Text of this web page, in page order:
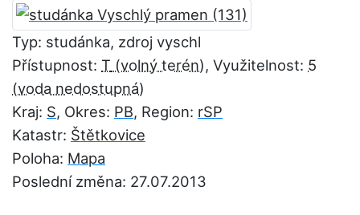
Typ: studánka, zdroj vyschl
Přístupnost: T , Využitelnost: 5
Kraj: S, Okres: PB, Region: rSP
Katastr: Štětkovice
Poloha: Mapa
Poslední změna: 27.07.2013